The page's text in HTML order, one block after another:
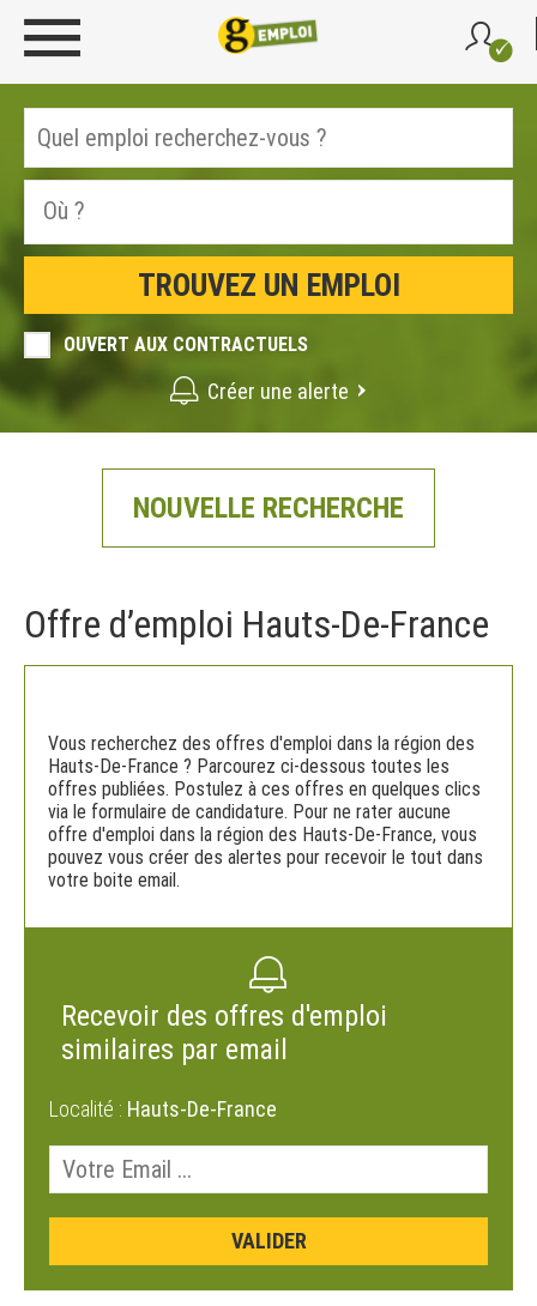
OUVERT AUX CONTRACTUELS
Créer une alerte
NOUVELLE RECHERCHE
Offre d’emploi Hauts-De-France
Vous recherchez des offres d'emploi dans la région des
Hauts-De-France ? Parcourez ci-dessous toutes les
offres publiées. Postulez à ces offres en quelques clics
via le formulaire de candidature. Pour ne rater aucune
offre d'emploi dans la région des Hauts-De-France, vous
pouvez vous créer des alertes pour recevoir le tout dans
votre boite email.
Recevoir des offres d'emploi
similaires par email
Localité : Hauts-De-France